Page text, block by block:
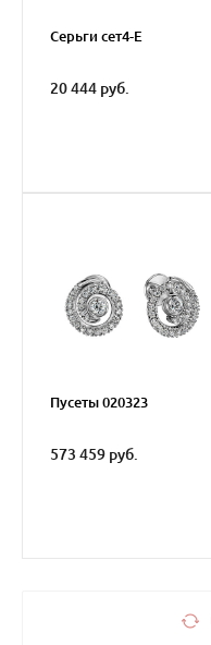
Серьги сет4-E
20 444 руб.
Пусеты 020323
573 459 руб.